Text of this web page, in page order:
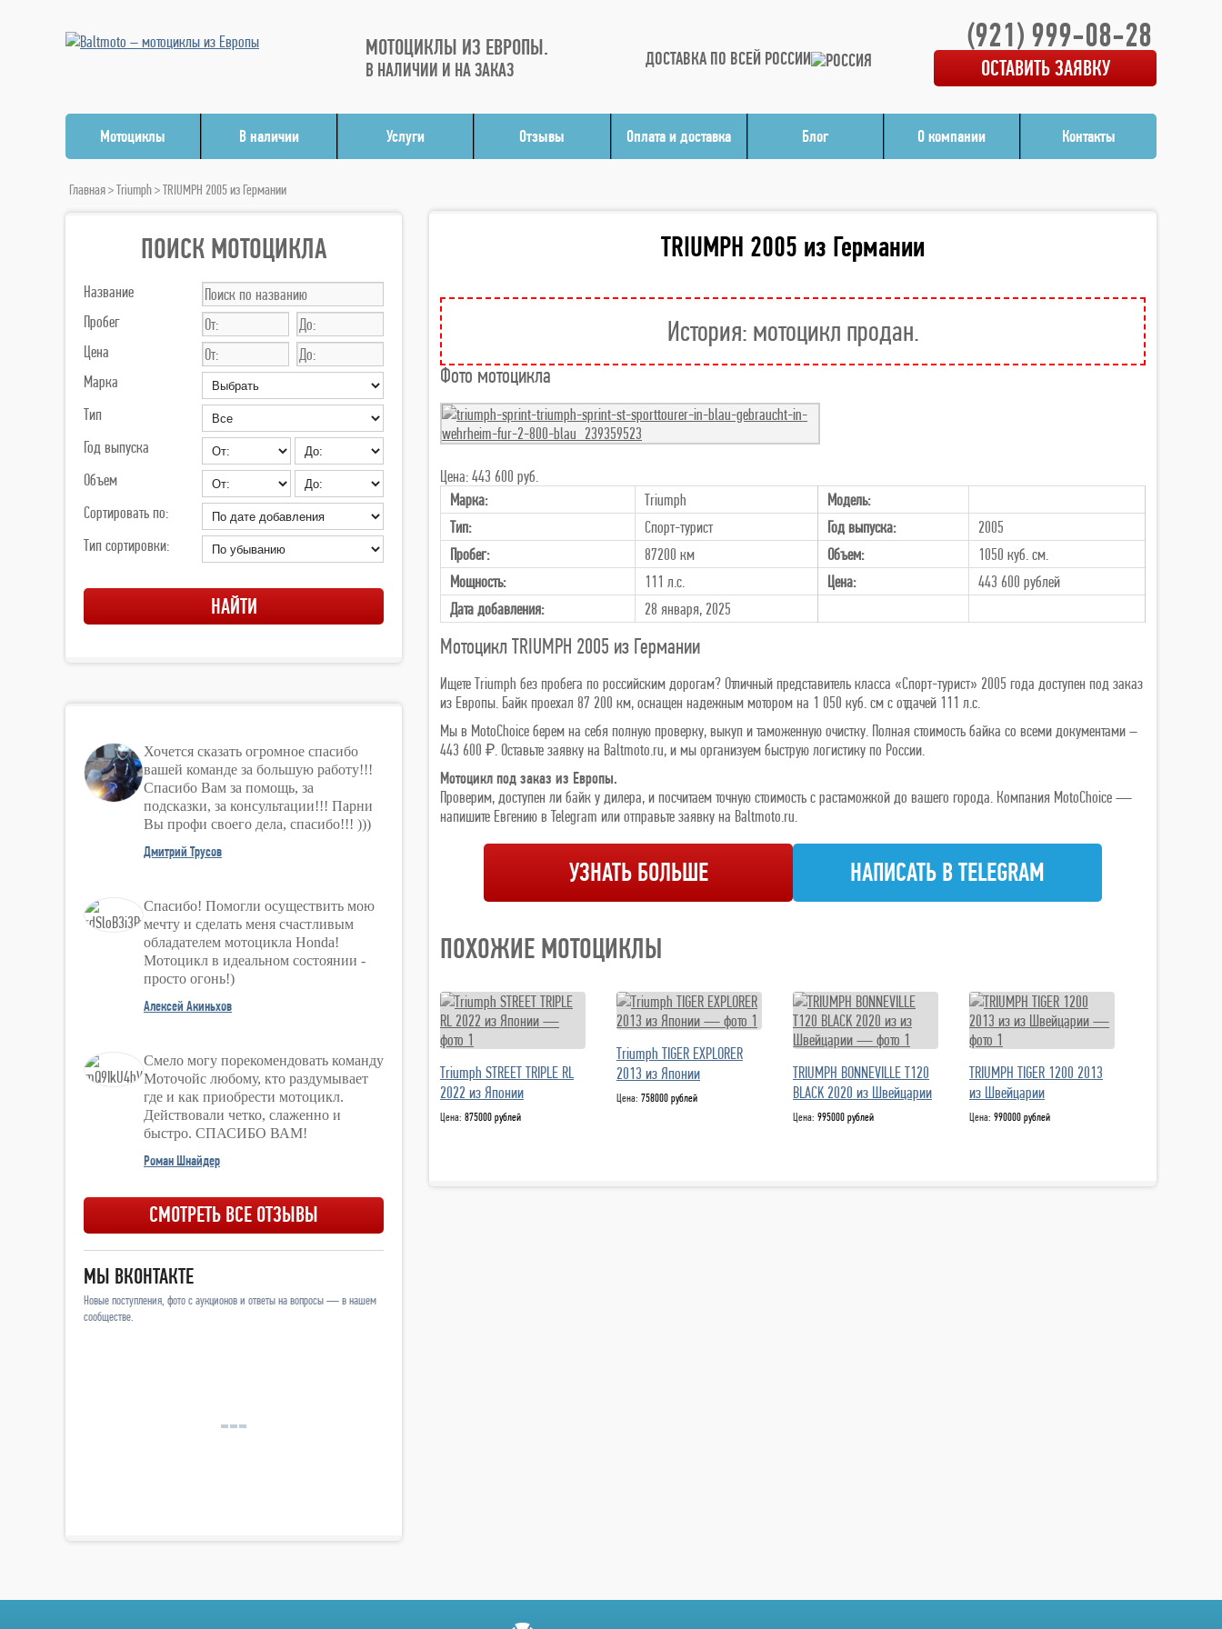
МОТОЦИКЛЫ ИЗ ЕВРОПЫ.
В НАЛИЧИИ И НА ЗАКАЗ
ДОСТАВКА ПО ВСЕЙ РОССИИ
(921) 999-08-28
ОСТАВИТЬ ЗАЯВКУ
Мотоциклы В наличии Услуги Отзывы Оплата и доставка Блог О компании Контакты
Главная>Triumph> TRIUMPH 2005 из Германии
TRIUMPH 2005 из Германии
История: мотоцикл продан.
Фото мотоцикла
Цена: 443 600 руб.
Марка:
Triumph
Модель:
Тип:
Спорт-турист Год выпуска:
2005
Пробег:
87200 км Объем:
1050 куб. см.
Мощность:
111 л.с. Цена: 443 600 рублей
Дата добавления:
28 января, 2025
Мотоцикл TRIUMPH 2005 из Германии
Ищете Triumph без пробега по российским дорогам? Отличный представитель класса «Спорт-турист» 2005 года доступен под заказ
из Европы. Байк проехал 87 200 км, оснащен надежным мотором на 1 050 куб. см с отдачей 111 л.с.
Мы в MotoChoice берем на себя полную проверку, выкуп и таможенную очистку. Полная стоимость байка со всеми документами –
443 600 ₽. Оставьте заявку на Baltmoto.ru, и мы организуем быструю логистику по России.
Мотоцикл под заказ из Европы.
Проверим, доступен ли байк у дилера, и посчитаем точную стоимость с растаможкой до вашего города. Компания MotoChoice —
напишите Евгению в Telegram или отправьте заявку на Baltmoto.ru.
УЗНАТЬ БОЛЬШЕ НАПИСАТЬ В TELEGRAM
ПОХОЖИЕ МОТОЦИКЛЫ
Triumph STREET TRIPLE RL
2022 из Японии
Цена: 875000 рублей
Triumph TIGER EXPLORER
2013 из Японии
Цена: 758000 рублей
TRIUMPH BONNEVILLE T120
BLACK 2020 из Швейцарии
Цена: 995000 рублей
TRIUMPH TIGER 1200 2013
из Швейцарии
Цена: 990000 рублей
ПОИСК МОТОЦИКЛА
Название
Пробег
Цена
Марка
Тип
Год выпуска
Объем
Сортировать по:
Тип сортировки:
Хочется сказать огромное спасибо
вашей команде за большую работу!!!
Спасибо Вам за помощь, за
подсказки, за консультации!!! Парни
Вы профи своего дела, спасибо!!! )))
Дмитрий Трусов
Спасибо! Помогли осуществить мою
мечту и сделать меня счастливым
обладателем мотоцикла Honda!
Мотоцикл в идеальном состоянии -
просто огонь!)
Алексей Акиньхов
Смело могу порекомендовать команду
Моточойс любому, кто раздумывает
где и как приобрести мотоцикл.
Действовали четко, слаженно и
быстро. СПАСИБО ВАМ!
Роман Шнайдер
СМОТРЕТЬ ВСЕ ОТЗЫВЫ
МЫ ВКОНТАКТЕ
Новые поступления, фото с аукционов и ответы на вопросы — в нашем
сообществе.